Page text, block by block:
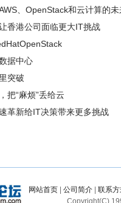
、OpenStack和云计算的未
香港公司面临更大IT挑战
据中心
突破
把“麻烦”丢给云
革新给IT决策带来更多挑战
网站首页 公司简介 联系
Copyright(C)